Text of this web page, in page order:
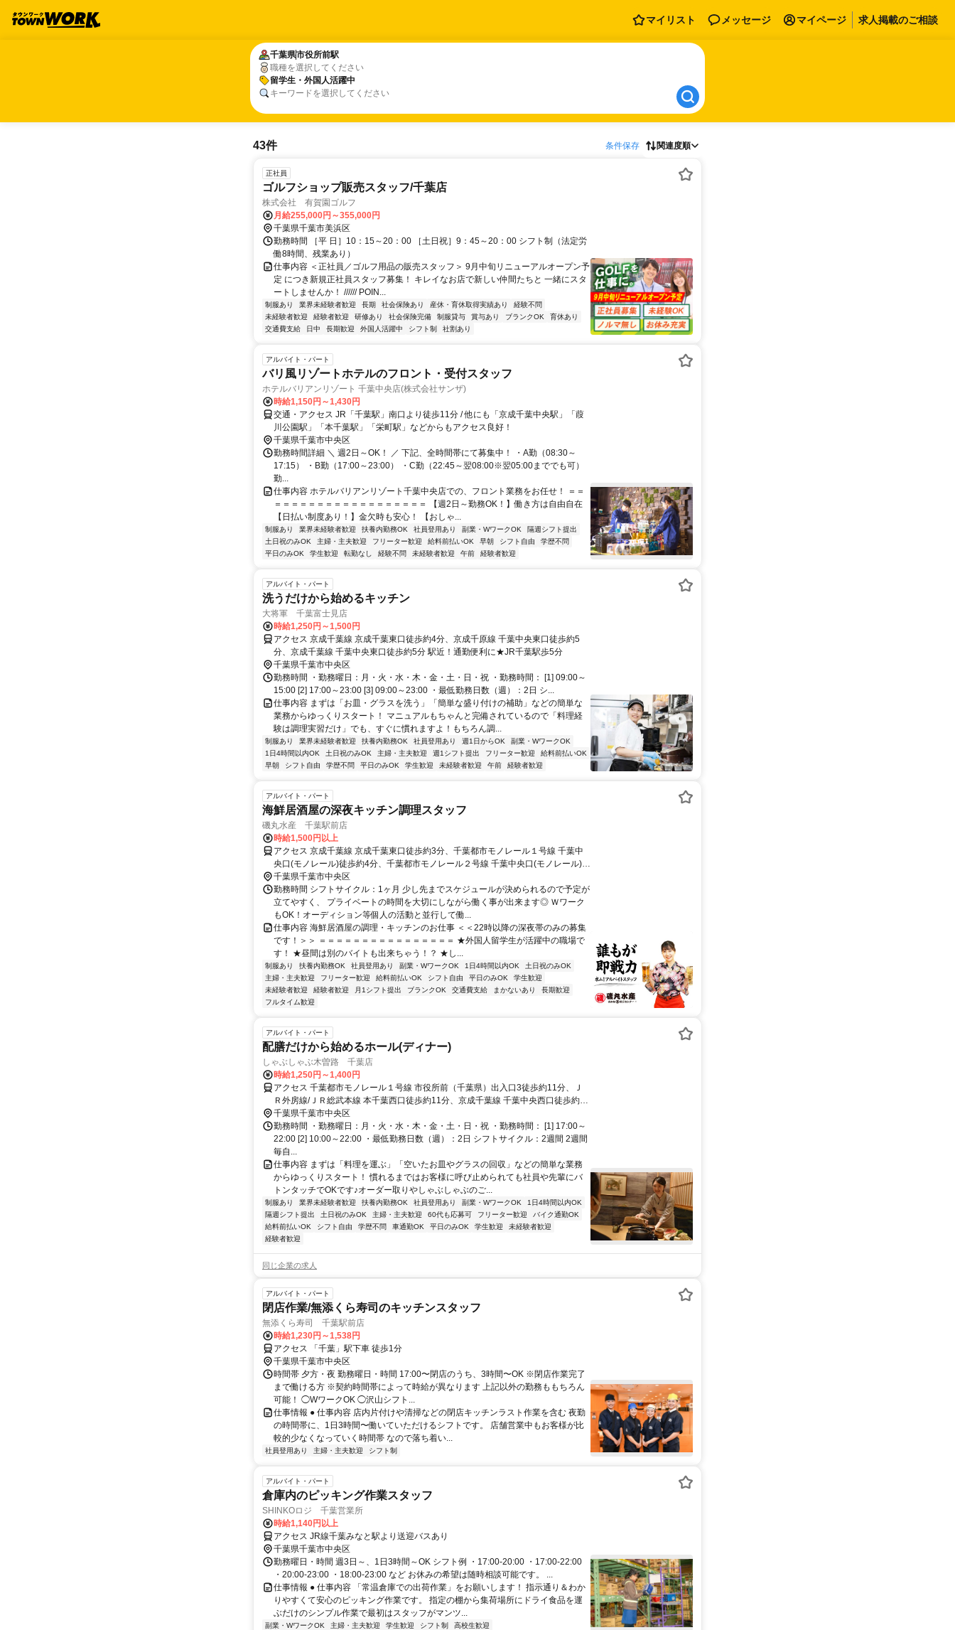
マイリスト メッセージ マイページ 求人掲載のご相談
千葉県市役所前駅
職種を選択してください
留学生・外国人活躍中
キーワードを選択してください
千葉県市役所前駅
留学生・外国人活躍中
43件 条件保存 関連度順
正社員
ゴルフショップ販売スタッフ/千葉店
株式会社 有賀園ゴルフ
月給255,000円～355,000円
千葉県千葉市美浜区
勤務時間 ［平 日］10：15～20：00 ［土日祝］9：45～20：00 シフト制（法定労
働8時間、残業あり）
仕事内容 ＜正社員／ゴルフ用品の販売スタッフ＞ 9月中旬リニューアルオープン予
定 につき新規正社員スタッフ募集！ キレイなお店で新しい仲間たちと 一緒にスタ
ートしませんか！ ////// POIN...
制服あり 業界未経験者歓迎 長期 社会保険あり 産休・育休取得実績あり
経験不問
未経験者歓迎
経験者歓迎 研修あり 社会保険完備 制服貸与 賞与あり ブランクOK
育休あり
交通費支給
日中 長期歓迎 外国人活躍中 シフト制 社割あり
アルバイト・パート
バリ風リゾートホテルのフロント・受付スタッフ
ホテルバリアンリゾート 千葉中央店(株式会社サンザ)
時給1,150円～1,430円
交通・アクセス JR「千葉駅」南口より徒歩11分 / 他にも「京成千葉中央駅」「葭
川公園駅」「本千葉駅」「栄町駅」などからもアクセス良好！
千葉県千葉市中央区
勤務時間詳細 ＼ 週2日～OK！ ／ 下記、全時間帯にて募集中！ ・A勤（08:30～
17:15） ・B勤（17:00～23:00） ・C勤（22:45～翌08:00※翌05:00まででも可）
勤...
仕事内容 ホテルバリアンリゾート千葉中央店での、フロント業務をお任せ！ ＝＝
＝＝＝＝＝＝＝＝＝＝＝＝＝＝＝＝＝＝ 【週2日～勤務OK！】働き方は自由自在
【日払い制度あり！】金欠時も安心！ 【おしゃ...
制服あり 業界未経験者歓迎 扶養内勤務OK 社員登用あり 副業・WワークOK
隔週シフト提出
土日祝のみOK
主婦・主夫歓迎 フリーター歓迎 給料前払いOK 早朝 シフト自由
学歴不問
平日のみOK
学生歓迎 転勤なし 経験不問 未経験者歓迎 午前 経験者歓迎
アルバイト・パート
洗うだけから始めるキッチン
大将軍 千葉富士見店
時給1,250円～1,500円
アクセス 京成千葉線 京成千葉東口徒歩約4分、京成千原線 千葉中央東口徒歩約5
分、京成千葉線 千葉中央東口徒歩約5分 駅近！通勤便利に★JR千葉駅歩5分
千葉県千葉市中央区
勤務時間 ・勤務曜日：月・火・水・木・金・土・日・祝 ・勤務時間： [1] 09:00～
15:00 [2] 17:00～23:00 [3] 09:00～23:00 ・最低勤務日数（週）：2日 シ...
仕事内容 まずは「お皿・グラスを洗う」「簡単な盛り付けの補助」などの簡単な
業務からゆっくりスタート！ マニュアルもちゃんと完備されているので「料理経
験は調理実習だけ」でも、すぐに慣れますよ！もちろん調...
制服あり 業界未経験者歓迎 扶養内勤務OK 社員登用あり 週1日からOK
副業・WワークOK
1日4時間以内OK
土日祝のみOK 主婦・主夫歓迎 週1シフト提出 フリーター歓迎
給料前払いOK
早朝
シフト自由 学歴不問 平日のみOK 学生歓迎 未経験者歓迎 午前 経験者歓迎
アルバイト・パート
海鮮居酒屋の深夜キッチン調理スタッフ
磯丸水産 千葉駅前店
時給1,500円以上
アクセス 京成千葉線 京成千葉東口徒歩約3分、千葉都市モノレール１号線 千葉中
央口(モノレール)徒歩約4分、千葉都市モノレール２号線 千葉中央口(モノレール)徒
歩約4分
千葉県千葉市中央区
勤務時間 シフトサイクル：1ヶ月 少し先までスケジュールが決められるので予定が
立てやすく、 プライベートの時間を大切にしながら働く事が出来ます◎ Ｗワーク
もOK！オーディション等個人の活動と並行して働...
仕事内容 海鮮居酒屋の調理・キッチンのお仕事 ＜＜22時以降の深夜帯のみの募集
です！＞＞ ＝＝＝＝＝＝＝＝＝＝＝＝＝＝＝＝ ★外国人留学生が活躍中の職場で
す！ ★昼間は別のバイトも出来ちゃう！？ ★し...
制服あり 扶養内勤務OK 社員登用あり 副業・WワークOK 1日4時間以内OK
土日祝のみOK
主婦・主夫歓迎
フリーター歓迎 給料前払いOK シフト自由 平日のみOK
学生歓迎
未経験者歓迎
経験者歓迎 月1シフト提出 ブランクOK 交通費支給 まかないあり
長期歓迎
フルタイム歓迎
アルバイト・パート
配膳だけから始めるホール(ディナー)
しゃぶしゃぶ木曽路 千葉店
時給1,250円～1,400円
アクセス 千葉都市モノレール１号線 市役所前（千葉県）出入口3徒歩約11分、Ｊ
Ｒ外房線/ＪＲ総武本線 本千葉西口徒歩約11分、京成千葉線 千葉中央西口徒歩約13
分 本千葉駅～徒歩10分
千葉県千葉市中央区
勤務時間 ・勤務曜日：月・火・水・木・金・土・日・祝 ・勤務時間： [1] 17:00～
22:00 [2] 10:00～22:00 ・最低勤務日数（週）：2日 シフトサイクル：2週間 2週間
毎自...
仕事内容 まずは「料理を運ぶ」「空いたお皿やグラスの回収」などの簡単な業務
からゆっくりスタート！ 慣れるまではお客様に呼び止められても社員や先輩にバ
トンタッチでOKです♪オーダー取りやしゃぶしゃぶのご...
制服あり 業界未経験者歓迎 扶養内勤務OK 社員登用あり 副業・WワークOK
1日4時間以内OK
隔週シフト提出
土日祝のみOK 主婦・主夫歓迎 60代も応募可 フリーター歓迎
バイク通勤OK
給料前払いOK
シフト自由 学歴不問 車通勤OK 平日のみOK 学生歓迎
未経験者歓迎
経験者歓迎
同じ企業の求人
アルバイト・パート
閉店作業​/無添くら寿司の​キッチンスタッフ
無添くら寿司 千葉駅前店
時給1,230円～1,538円
アクセス 「千葉」駅下車 徒歩1分
千葉県千葉市中央区
時間帯 夕方・夜 勤務曜日・時間 17:00〜閉店のうち、3時間〜OK ※閉店作業完了
まで働ける方 ※契約時間帯によって時給が異なります 上記以外の勤務ももちろん
可能！ ◯WワークOK ◯沢山シフト...
仕事情報 ● 仕事内容 店内片付けや清掃などの閉店キッチンラスト作業を含む 夜勤
の時間帯に、1日3時間〜働いていただけるシフトです。 店舗営業中もお客様が比
較的少なくなっていく時間帯 なので落ち着い...
社員登用あり 主婦・主夫歓迎 シフト制
アルバイト・パート
倉庫内のピッキング作業スタッフ
SHINKOロジ 千葉営業所
時給1,140円以上
アクセス JR線千葉みなと駅より送迎バスあり
千葉県千葉市中央区
勤務曜日・時間 週3日～、1日3時間～OK シフト例 ・17:00-20:00 ・17:00-22:00
・20:00-23:00 ・18:00-23:00 など お休みの希望は随時相談可能です。 ...
仕事情報 ● 仕事内容 「常温倉庫での出荷作業」をお願いします！ 指示通り＆わか
りやすくて安心のピッキング作業です。 指定の棚から集荷場所にドライ食品を運
ぶだけのシンプル作業で最初はスタッフがマンツ...
副業・WワークOK 主婦・主夫歓迎 学生歓迎 シフト制 高校生歓迎